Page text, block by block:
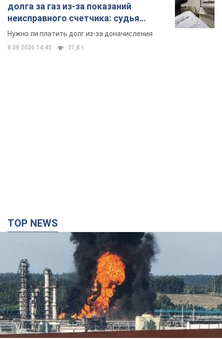
долга за газ из-за показаний
неисправного счетчика: судья
вынес неожиданное решение
Нужно ли платить долг из-за доначисления
8.08.2026 14:43 31,8 т.
TOP NEWS